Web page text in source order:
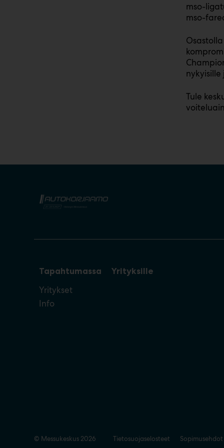
mso-
mso-
Tule
Tapahtumassa
Yritykset
Info
Yrityksille
© Messukeskus 2026 Tietosuojaselosteet Sopimusehdot